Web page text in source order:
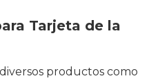
Tarjeta de la
productos como